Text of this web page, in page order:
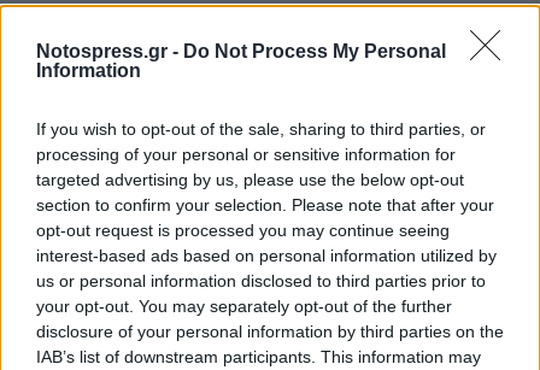
Notospress.gr - Do Not Process My Personal
Information
If you wish to opt-out of the sale, sharing to third parties, or
processing of your personal or sensitive information for
targeted advertising by us, please use the below opt-out
section to confirm your selection. Please note that after your
opt-out request is processed you may continue seeing
interest-based ads based on personal information utilized by
us or personal information disclosed to third parties prior to
your opt-out. You may separately opt-out of the further
disclosure of your personal information by third parties on the
IAB’s list of downstream participants. This information may